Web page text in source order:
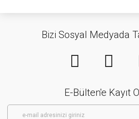
Bizi Sosyal Medyada
E-Bülten'e Kayıt